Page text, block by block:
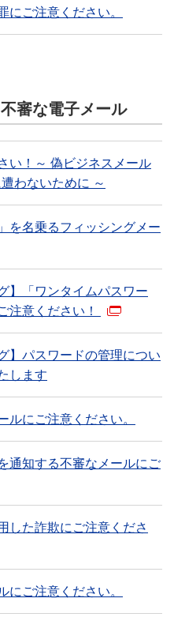
にご注意ください。
審な電子メール
い！～ 偽ビジネスメール
わないために ～
を名乗るフィッシングメー
】「ワンタイムパスワー
注意ください！
】パスワードの管理につい
します
ルにご注意ください。
通知する不審なメールにご
した詐欺にご注意くださ
にご注意ください。